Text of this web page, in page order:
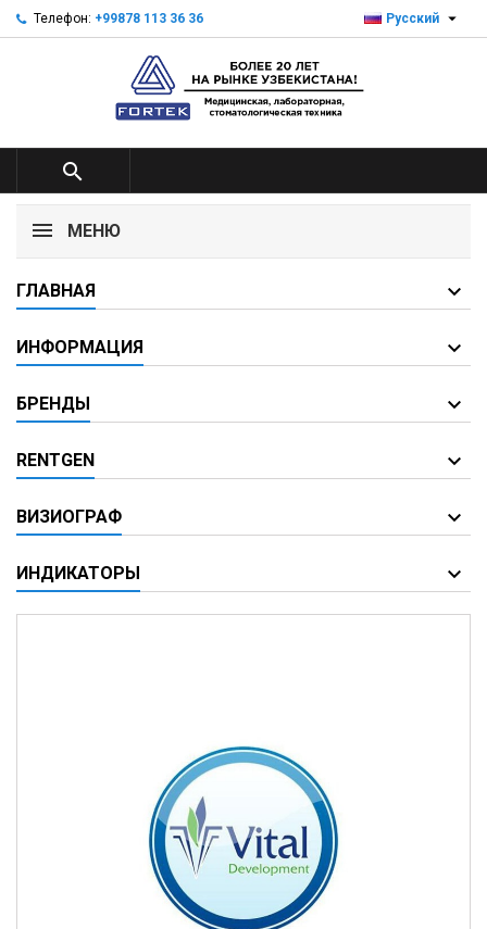
Телефон: +99878 113 36 36 Русский 

МЕНЮ
ГЛАВНАЯ
ИНФОРМАЦИЯ
БРЕНДЫ
RENTGEN
ВИЗИОГРАФ
ИНДИКАТОРЫ